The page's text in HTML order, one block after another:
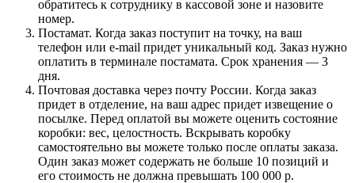
обратитесь к сотруднику в кассовой зоне и назовите
номер.
Постамат. Когда заказ поступит на точку, на ваш
телефон или e-mail придет уникальный код. Заказ нужно
оплатить в терминале постамата. Срок хранения — 3
дня.
Почтовая доставка через почту России. Когда заказ
придет в отделение, на ваш адрес придет извещение о
посылке. Перед оплатой вы можете оценить состояние
коробки: вес, целостность. Вскрывать коробку
самостоятельно вы можете только после оплаты заказа.
Один заказ может содержать не больше 10 позиций и
его стоимость не должна превышать 100 000 р.